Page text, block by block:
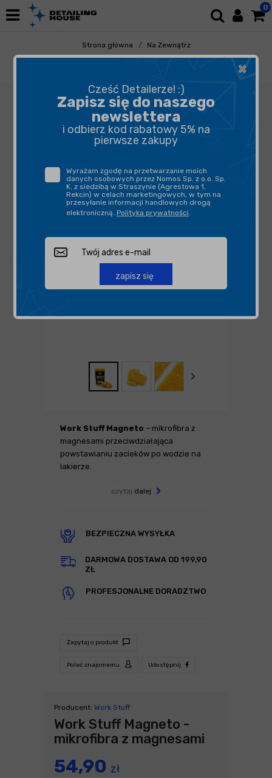
0
Strona główna
Na Zewnątrz
Mycie i Osuszanie
Ręczniki Do Osuszania
Work Stuff Magneto – mikrofibra z
magnesami przeciwdziałająca
powstawianiu zacieków po wodzie na
lakierze.
czytaj dalej
BEZPIECZNA WYSYŁKA
DARMOWA DOSTAWA OD 199,90
ZŁ
PROFESJONALNE DORADZTWO
Zapytaj o produkt
Poleć znajomemu Udostępnij
Producent: Work Stuff
Work Stuff Magneto -
mikrofibra z magnesami
54,90 zł
×
Cześć Detailerze! :)
Zapisz się do naszego
newslettera
i odbierz kod rabatowy 5% na
pierwsze zakupy
Wyrażam zgodę na przetwarzanie moich
danych osobowych przez Nomos Sp. z o.o. Sp.
K. z siedzibą w Straszynie (Agrestowa 1,
Rekcin) w celach marketingowych, w tym na
przesyłanie informacji handlowych drogą
elektroniczną. Polityka prywatności.
zapisz się